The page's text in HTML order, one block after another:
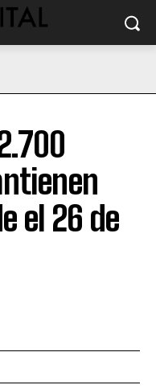
el 26 de